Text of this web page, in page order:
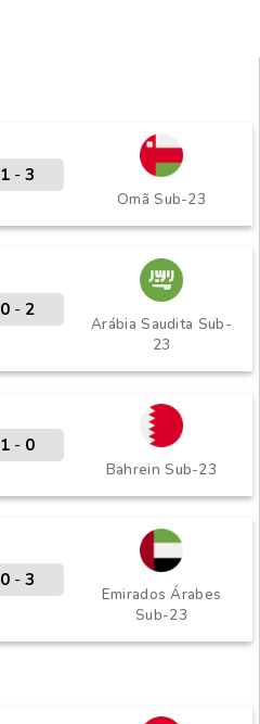
Omã Sub-23
1 - 3
Arábia Saudita Sub-
23
0 - 2
Bahrein Sub-23
1 - 0
Emirados Árabes
Sub-23
0 - 3